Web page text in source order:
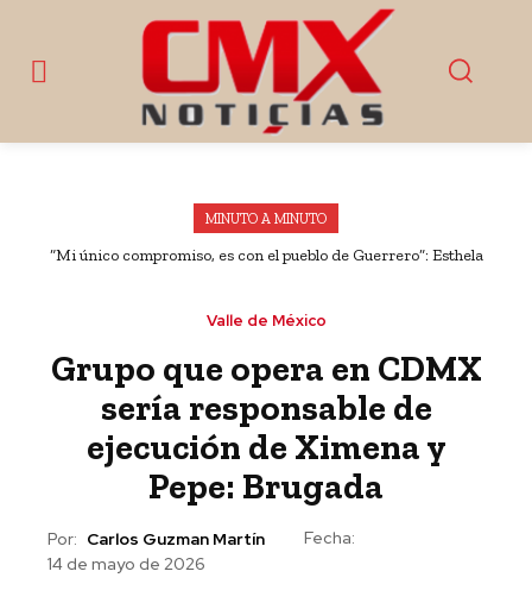
MINUTO A MINUTO
“Mi único compromiso, es con el pueblo de Guerrero”: Esthela
Valle de México
Grupo que opera en CDMX
sería responsable de
ejecución de Ximena y
Pepe: Brugada
Por: Carlos Guzman Martín
Fecha:
14 de mayo de 2026